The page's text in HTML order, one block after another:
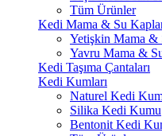
Tüm Ürünler
Kedi Mama & Su
Yetişkin Mama &
Yavru Mama &
Kedi Taşıma Çantaları
Kedi Kumları
Naturel Kedi
Silika Kedi Kumu
Bentonit Kedi